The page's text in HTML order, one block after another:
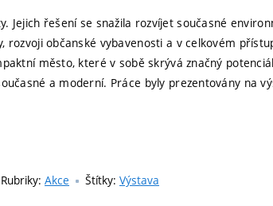
Jejich řešení se snažila rozvíjet současné
občanské vybavenosti a v celkovém
město, které v sobě skrývá značný
a moderní. Práce byly prezentovány na
Rubriky: Akce Štítky: Výstava